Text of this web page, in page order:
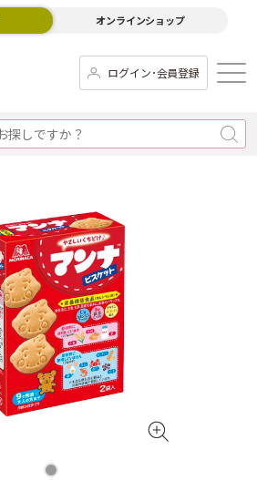
オンラインショップ
ログイン･会員登録